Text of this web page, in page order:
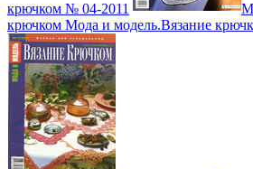
крючком № 04-2011
крючком Мода и модель.Вязание